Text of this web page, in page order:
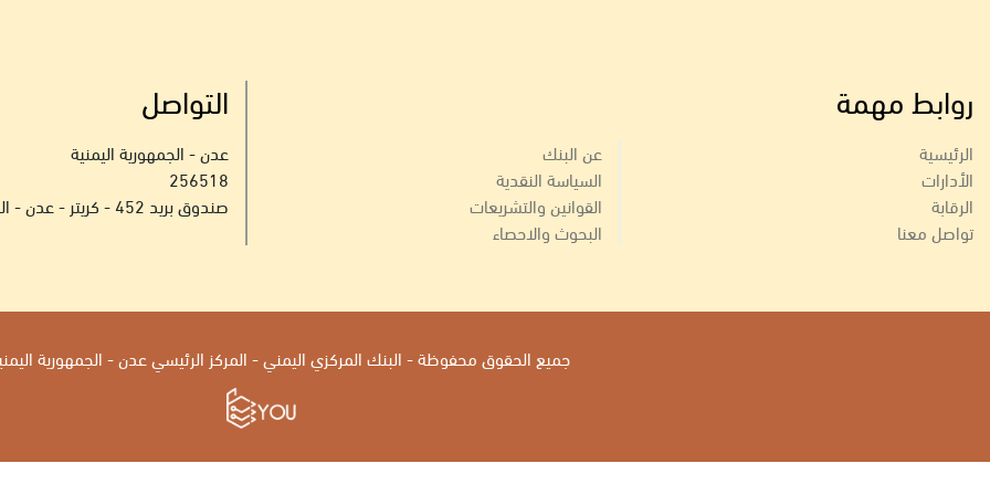
روابط مهمة
الرئيسية
الأدارات
الرقابة
تواصل معنا
عن البنك
السياسة النقدية
القوانين والتشريعات
البحوث والاحصاء
التواصل
عدن - الجمهورية اليمنية
256518
صندوق بريد 452 - كريتر - عدن - الجمهورية اليمنية
جميع الحقوق محفوظة - البنك المركزي اليمني - المركز الرئيسي عدن - الجمهورية اليمنية